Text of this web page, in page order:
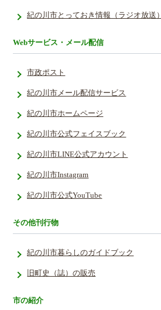
紀の川市とっておき情報（ラジオ放送）
Webサービス・メール配信
市政ポスト
紀の川市メール配信サービス
紀の川市ホームページ
紀の川市公式フェイスブック
紀の川市LINE公式アカウント
紀の川市Instagram
紀の川市公式YouTube
その他刊行物
紀の川市暮らしのガイドブック
旧町史（誌）の販売
市の紹介